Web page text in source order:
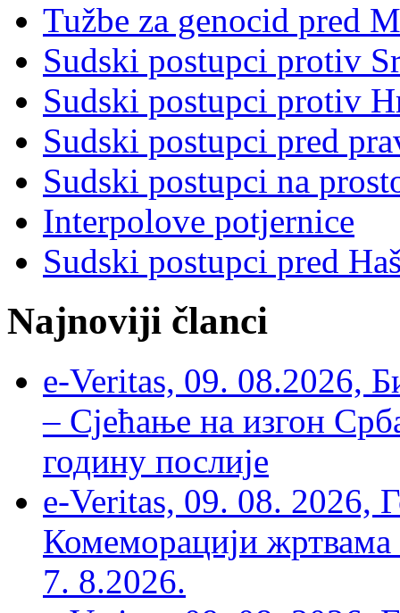
Tužbe za genocid pred
Sudski postupci protiv
Sudski postupci protiv
Sudski postupci pred
Sudski postupci na
Interpolove potjernice
Sudski postupci pred
Najnoviji članci
e-Veritas, 09. 08.2026,
– Сјећање на изгон
годину послије
e-Veritas, 09. 08. 2026,
Комеморацији жртвама
7. 8.2026.